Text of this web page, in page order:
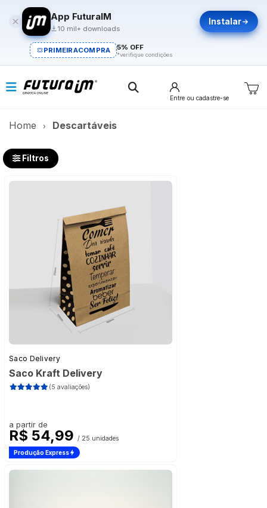
App FuturaIM
10 mil+ downloads
Instalar
PRIMEIRACOMPRA 5% OFF
*verifique condições
Entre ou cadastre-se
Home Descartáveis​
Filtros
Saco Delivery
Saco Kraft Delivery
(5 avaliações)
a partir de
R$ 54,99 / 25 unidades
Produção Express